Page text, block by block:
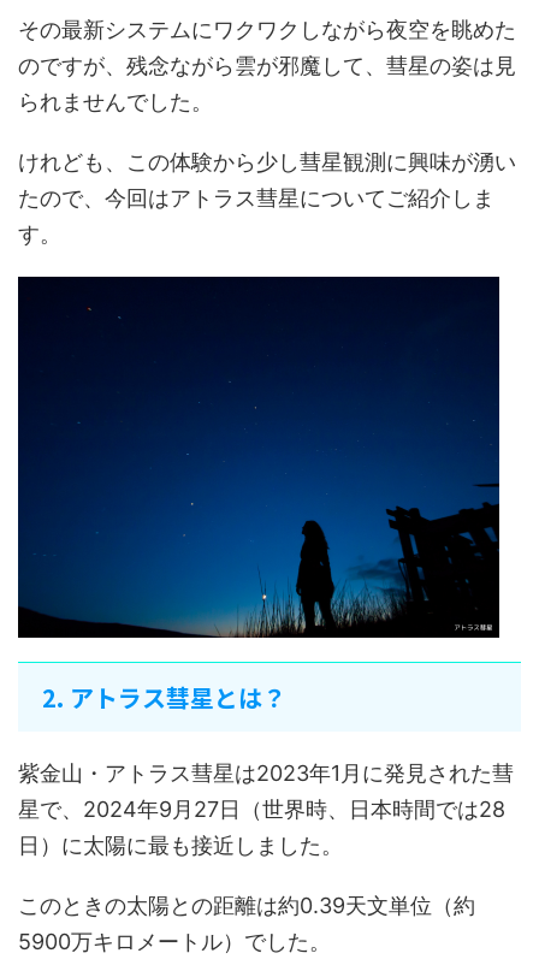
その最新システムにワクワクしながら夜空を眺めた
のですが、残念ながら雲が邪魔して、彗星の姿は見
られませんでした。
けれども、この体験から少し彗星観測に興味が湧い
たので、今回はアトラス彗星についてご紹介しま
す。
2. アトラス彗星とは？
紫金山・アトラス彗星は2023年1月に発見された彗
星で、2024年9月27日（世界時、日本時間では28
日）に太陽に最も接近しました。
このときの太陽との距離は約0.39天文単位（約
5900万キロメートル）でした。